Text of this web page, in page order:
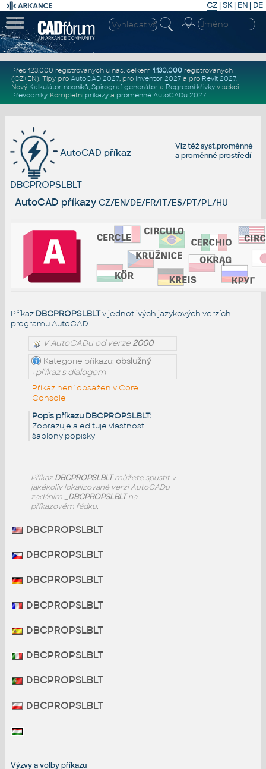
CZ | SK| EN | DE
Přes 123.000 registrovaných u nás, celkem 1.130.000registrovaných
(CZ+EN). Tipy pro AutoCAD 2027, pro Inventor 2027a pro Revit 2027.
Nový Kalkulátor nosníků, Spirograf generátor a Regresní křivkyv sekci
Převodníky. Kompletní příkazya proměnné AutoCADu 2027.
Viz téžsyst.proměnné
aproměnné prostředí
AutoCAD příkaz
DBCPROPSLBLT
AutoCAD příkazy CZ/EN/DE/FR/IT/ES/PT/PL/HU
Příkaz DBCPROPSLBLTv jednotlivých jazykových verzích
programu AutoCAD:
V AutoCADu od verze2000
Kategorie příkazu: obslužný
• příkaz s dialogem
Příkaz není obsažen v Core
Console
Popis příkazu DBCPROPSLBLT:
Zobrazuje a edituje vlastnosti
šablony popisky
PříkazDBCPROPSLBLTmůžete spustit v
jakékoliv lokalizované verzi AutoCADu
zadáním _DBCPROPSLBLTna
příkazovém řádku.
DBCPROPSLBLT
DBCPROPSLBLT
DBCPROPSLBLT
DBCPROPSLBLT
DBCPROPSLBLT
DBCPROPSLBLT
DBCPROPSLBLT
DBCPROPSLBLT
Výzvy a volby příkazu